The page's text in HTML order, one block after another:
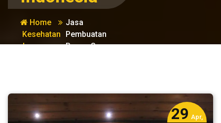
Home
Kesehatan
dan
Jasa
Pembuatan
Ruang Sauna
29 Apr,